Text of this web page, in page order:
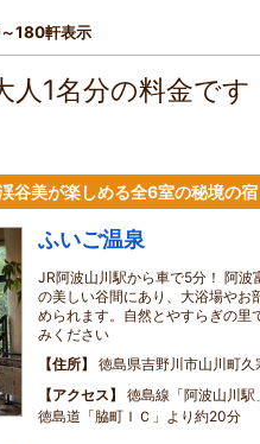
180軒表示
人1名分の料金で
谷美が楽しめる全6室の秘境の宿
ふいご温泉
JR阿波山川駅から車で5分！ 阿波
の美しい谷間にあり、大浴場やお
められます。自然とやすらぎの里
みください
住所
徳島県吉野川市山川町久
アクセス
徳島線「阿波山川
徳島道「脇町ＩＣ」より約20分